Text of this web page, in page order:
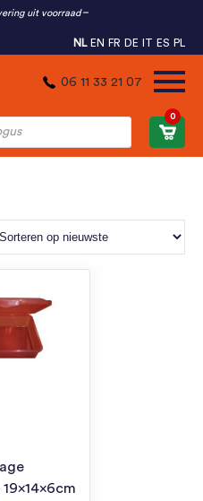
uit voorraad
NL EN FR DE IT ES PL
06 11 33 21 07
0